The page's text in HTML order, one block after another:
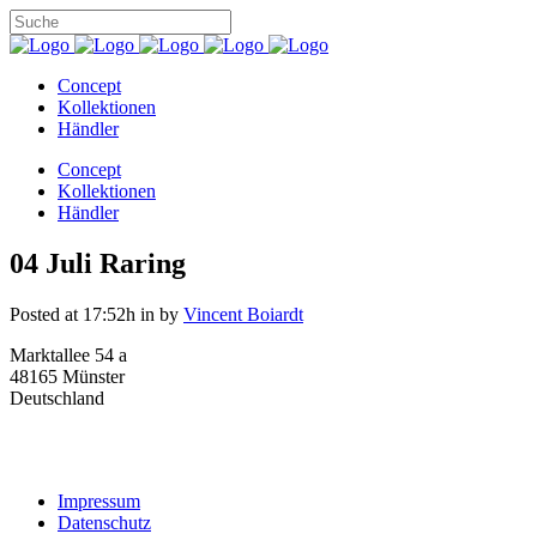
Concept
Kollektionen
Händler
Concept
Kollektionen
Händler
04 Juli Raring
Posted at 17:52h in by Vincent Boiardt
Marktallee 54 a
48165 Münster
Deutschland
Impressum
Datenschutz